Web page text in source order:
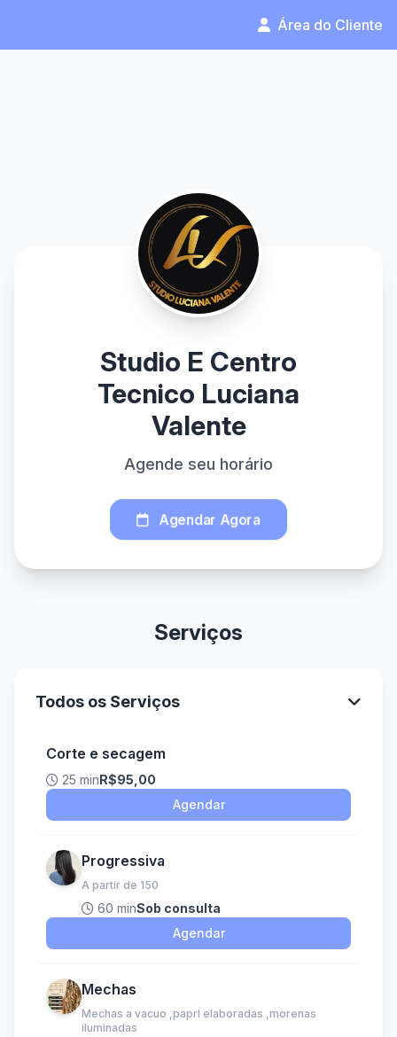
Área do Cliente
Studio E Centro
Tecnico Luciana
Valente
Agende seu horário
Agendar Agora
Serviços
Todos os Serviços
Corte e secagem
25 minR$95,00
Agendar
Progressiva
A partir de 150
60 minSob consulta
Agendar
Mechas
Mechas a vacuo ,paprl elaboradas ,morenas
iluminadas